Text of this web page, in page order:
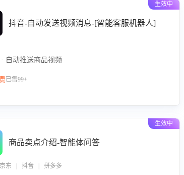
生效中
抖音-自动发送视频消息-[智能客服机器人]
自动推送商品视频
已售99+
生效中
商品卖点介绍-智能体问答
东 | 抖音 | 拼多多